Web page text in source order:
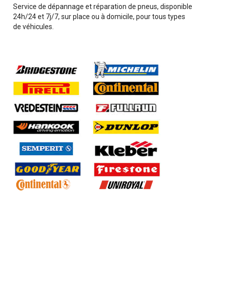
Service de dépannage et réparation de pneus, disponible
24h/24 et 7j/7, sur place ou à domicile, pour tous types
de véhicules.